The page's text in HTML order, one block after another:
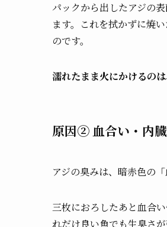
パックから出したアジの
ます。これを拭かずに焼
のです。
濡れたまま火にかけるの
原因② 血合い・内
アジの臭みは、暗赤色の
三枚におろしたあと血合
れだけ良い魚でも生臭さが